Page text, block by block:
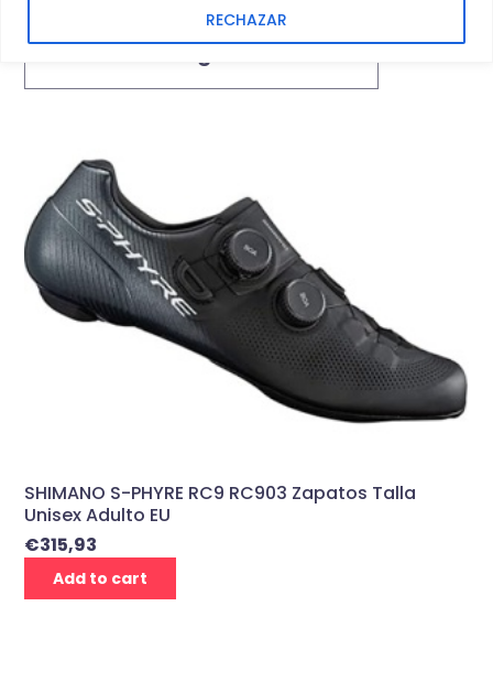
RECHAZAR
SHIMANO S-PHYRE RC9 RC903 Zapatos Talla
Unisex Adulto EU
€315,93
Add to cart